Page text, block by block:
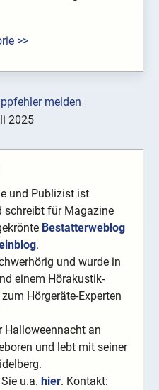
>>
melden
2025
und Publizist ist
schreibt für Magazine
Bestatterweblog
.
und wurde in
einem Hörakustik-
Hörgeräte-Experten
Halloweennacht an
und lebt mit seiner
Sie u.a.hier. Kontakt: